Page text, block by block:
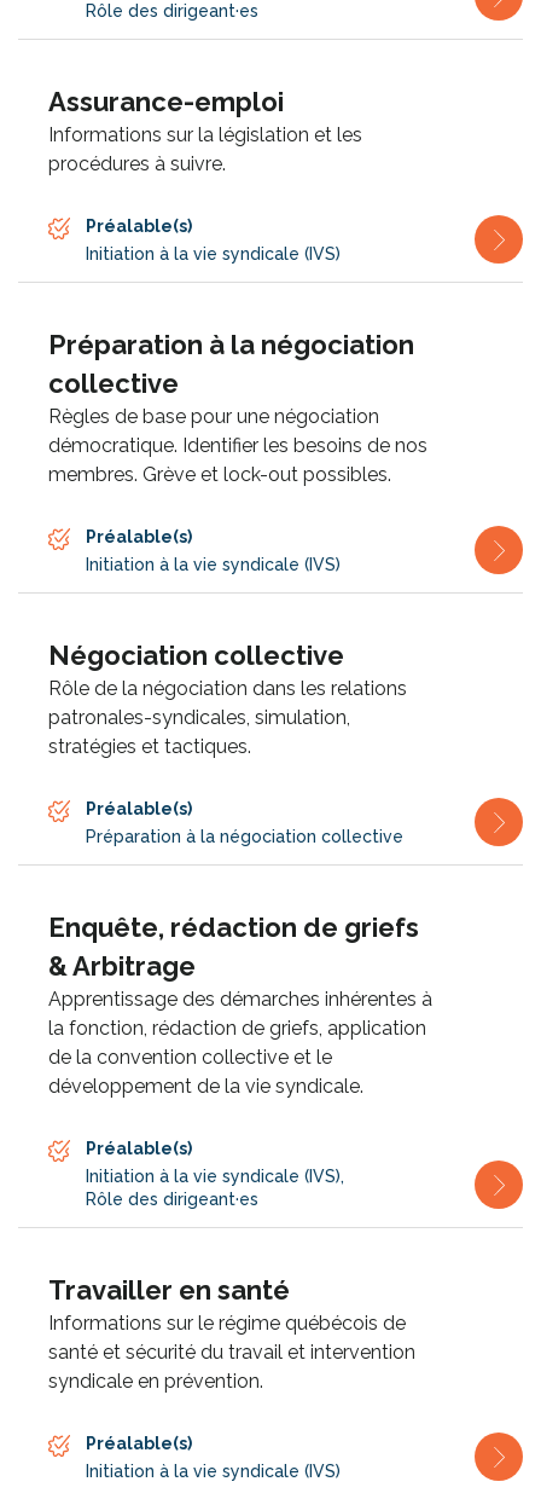
Rôle des dirigeant·es
Assurance-emploi
Informations sur la législation et les
procédures à suivre.
Préalable(s)
Initiation à la vie syndicale (IVS)
Préparation à la négociation
collective
Règles de base pour une négociation
démocratique. Identifier les besoins de nos
membres. Grève et lock-out possibles.
Préalable(s)
Initiation à la vie syndicale (IVS)
Négociation collective
Rôle de la négociation dans les relations
patronales-syndicales, simulation,
stratégies et tactiques.
Préalable(s)
Préparation à la négociation collective
Enquête, rédaction de griefs
& Arbitrage
Apprentissage des démarches inhérentes à
la fonction, rédaction de griefs, application
de la convention collective et le
développement de la vie syndicale.
Préalable(s)
Initiation à la vie syndicale (IVS),
Rôle des dirigeant·es
Travailler en santé
Informations sur le régime québécois de
santé et sécurité du travail et intervention
syndicale en prévention.
Préalable(s)
Initiation à la vie syndicale (IVS)